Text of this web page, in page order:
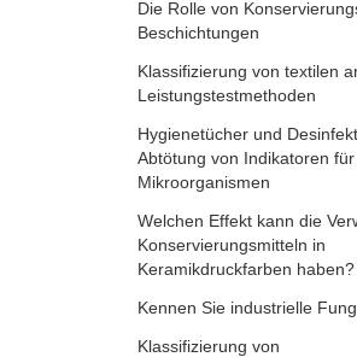
Die Rolle von
Beschichtungen
Klassifizierung von textilen
Leistungstestmethoden
Hygienetücher und
Abtötung von Indikatoren für
Mikroorganismen
Welchen Effekt kann die
Konservierungsmitteln in
Keramikdruckfarben haben?
Kennen Sie industrielle
Klassifizierung von